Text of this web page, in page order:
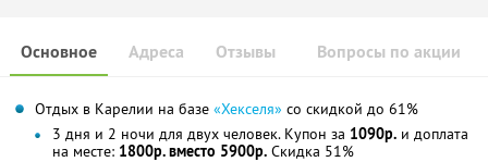
Основное Отзывы Вопросы по акции
Адреса
Отдых в Карелии на базе «Хекселя» со скидкой до 61%
3 дня и 2 ночи для двух человек. Купон за 1090р. и доплата
на месте: 1800р. вместо 5900р. Скидка 51%